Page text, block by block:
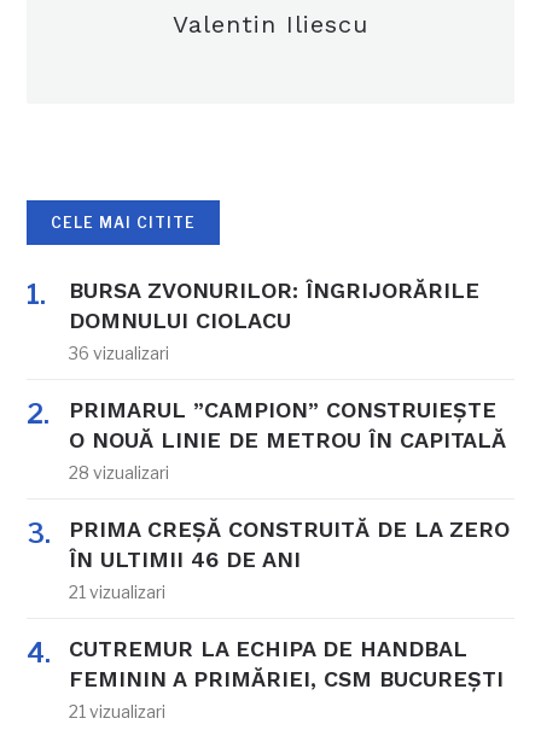
Valentin Iliescu
CELE MAI CITITE
BURSA ZVONURILOR: ÎNGRIJORĂRILE
DOMNULUI CIOLACU
36 vizualizari
PRIMARUL ”CAMPION” CONSTRUIEȘTE
O NOUĂ LINIE DE METROU ÎN CAPITALĂ
28 vizualizari
PRIMA CREȘĂ CONSTRUITĂ DE LA ZERO
ÎN ULTIMII 46 DE ANI
21 vizualizari
CUTREMUR LA ECHIPA DE HANDBAL
FEMININ A PRIMĂRIEI, CSM BUCUREȘTI
21 vizualizari